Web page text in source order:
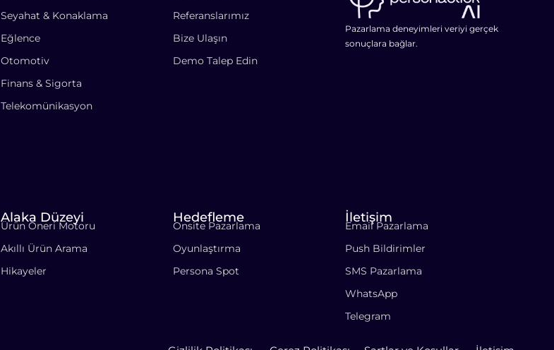
Seyahat & Konaklama
Eğlence
Otomotiv
Finans & Sigorta
Telekomünikasyon
Referanslarımız
Bize Ulaşın
Demo Talep Edin
Pazarlama deneyimleri veriyi gerçek
sonuçlara bağlar.
Alaka Düzeyi
Ürün Öneri Motoru
Akıllı Ürün Arama
Hikayeler
Hedefleme
Onsite Pazarlama
Oyunlaştırma
Persona Spot
İletişim
Email Pazarlama
Push Bildirimler
SMS Pazarlama
WhatsApp
Telegram